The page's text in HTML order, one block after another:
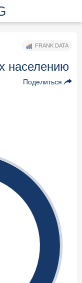
FRANK DATA
населению
Поделиться